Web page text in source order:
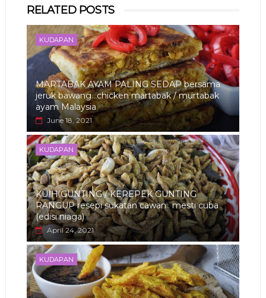
RELATED POSTS
KUDAPAN
MARTABAK AYAM PALING SEDAP bersama
jeruk bawang...chicken martabak / murtabak
ayam Malaysia
June 18, 2021
KUDAPAN
KUIH GUNTING / KEREPEK GUNTING
RANGUP resepi sukatan cawan.. mesti cuba
(edisi niaga)
April 24, 2021
KUDAPAN